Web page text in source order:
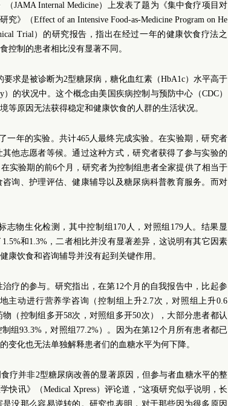
JAMA Internal Medicine）上发表了题为《集中食疗项目对
》（Effect of an Intensive Food-as-Medicine Program on He
Trial）的研究报告，指出在经过一年的健康饮食疗法之
控制的患者相比没有显著不同。
求是被诊断为2型糖尿病，糖化血红素（HbA1c）水平高于
）的状况中。这个概念由美国疾病控制与预防中心（CDC）
等原因无法获得稳定和健康饮食的人群的生活状况。
一年的实验。共计465人最终完成实验。在实验期，研究者
他志愿者等候。通过这种方式，研究者获得了参与实验的
实验期的前6个月，研究者为控制组患者全家提供了相当于
询、护理评估、健康辅导以及糖尿病科普教育服务。而对
志物生化检测，其中控制组170人，对照组179人。结果显
和1.3%，二者相比并没有显著差异，这说明有其它因素
康饮食和咨询辅导并没有起到关键作用。
疗的参与。研究指出，在第12个月的自我报告中，比起参
主动进行营养学咨询（控制组上升2.7次，对照组上升0.6
（控制组多开58次，对照组多开50次），大部分患者都认
组93.3%，对照组77.2%）。因为在第12个月所有患者都已
变化也无法单独解释患者们的血糖水平为何下降。
疗并非2型糖尿病改善的显著原因，但参与者血糖水平的整
快讯》（Medical Xpress）评论道，“这项研究似乎说明，长
没那么容易逆转的。研究也表明，对于那些因为很多原因